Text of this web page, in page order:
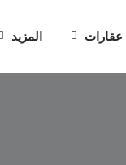
عقارات المزيد